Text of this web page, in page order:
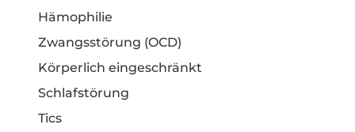
Hämophilie
Zwangsstörung (OCD)
Körperlich eingeschränkt
Schlafstörung
Tics